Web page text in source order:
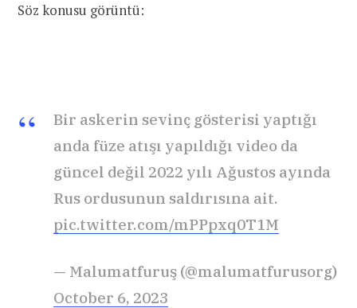
Söz konusu görüntü:
Bir askerin sevinç gösterisi yaptığı
anda füze atışı yapıldığı video da
güncel değil 2022 yılı Ağustos ayında
Rus ordusunun saldırısına ait.
pic.twitter.com/mPPpxq0T1M
— Malumatfuruş (@malumatfurusorg)
October 6, 2023